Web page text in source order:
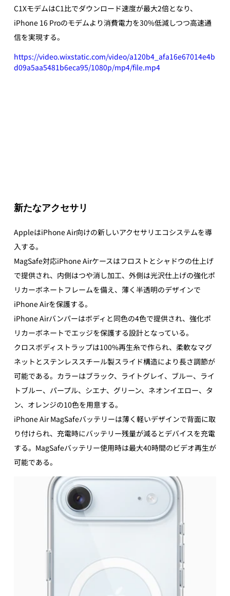
C1XモデムはC1比でダウンロード速度が最大2倍となり、
iPhone 16 Proのモデムより消費電力を30%低減しつつ高速通
信を実現する。
https://video.wixstatic.com/video/a120b4_afa16e67014e4b
d09a5aa5481b6eca95/1080p/mp4/file.mp4
新たなアクセサリ
AppleはiPhone Air向けの新しいアクセサリエコシステムを導
入する。
MagSafe対応iPhone Airケースはフロストとシャドウの仕上げ
で提供され、内側はつや消し加工、外側は光沢仕上げの強化ポ
リカーボネートフレームを備え、薄く半透明のデザインで
iPhone Airを保護する。
iPhone Airバンパーはボディと同色の4色で提供され、強化ポ
リカーボネートでエッジを保護する設計となっている。
クロスボディストラップは100%再生糸で作られ、柔軟なマグ
ネットとステンレススチール製スライド構造により長さ調節が
可能である。カラーはブラック、ライトグレイ、ブルー、ライ
トブルー、パープル、シエナ、グリーン、ネオンイエロー、タ
ン、オレンジの10色を用意する。
iPhone Air MagSafeバッテリーは薄く軽いデザインで背面に取
り付けられ、充電時にバッテリー残量が減るとデバイスを充電
する。MagSafeバッテリー使用時は最大40時間のビデオ再生が
可能である。